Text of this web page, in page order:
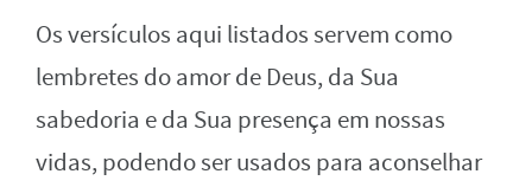
Os versículos aqui listados servem como
lembretes do amor de Deus, da Sua
sabedoria e da Sua presença em nossas
vidas, podendo ser usados para aconselhar